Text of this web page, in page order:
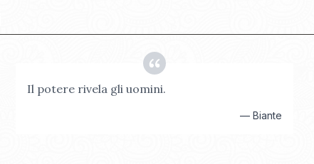
Il potere rivela gli uomini.
— Biante